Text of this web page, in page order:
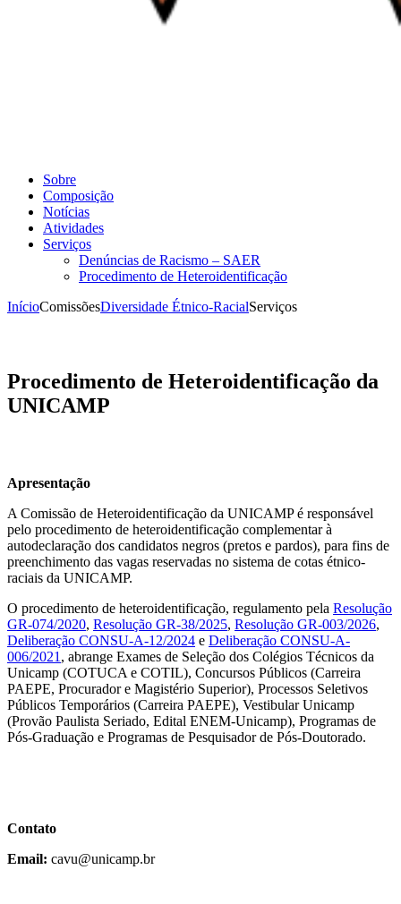
Sobre
Composição
Notícias
Atividades
Serviços
Denúncias de Racismo – SAER
Procedimento de Heteroidentificação
InícioComissõesDiversidade Étnico-RacialServiços
Procedimento de Heteroidentificação da
UNICAMP
Apresentação
A Comissão de Heteroidentificação da UNICAMP é responsável
pelo procedimento de heteroidentificação complementar à
autodeclaração dos candidatos negros (pretos e pardos), para fins de
preenchimento das vagas reservadas no sistema de cotas étnico-
raciais da UNICAMP.
O procedimento de heteroidentificação, regulamento pela Resolução
GR-074/2020, Resolução GR-38/2025, Resolução GR-003/2026,
Deliberação CONSU-A-12/2024 e Deliberação CONSU-A-
006/2021 , abrange Exames de Seleção dos Colégios Técnicos da
Unicamp (COTUCA e COTIL), Concursos Públicos (Carreira
PAEPE, Procurador e Magistério Superior), Processos Seletivos
Públicos Temporários (Carreira PAEPE), Vestibular Unicamp
(Provão Paulista Seriado, Edital ENEM-Unicamp), Programas de
Pós-Graduação e Programas de Pesquisador de Pós-Doutorado.
Contato
Email: cavu@unicamp.br